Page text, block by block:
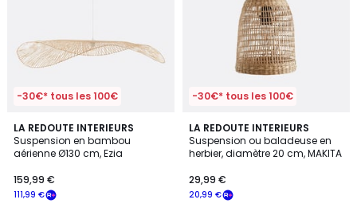
-30€* tous les 100€
LA REDOUTE INTERIEURS
Suspension en bambou
aérienne Ø130 cm, Ezia
111,99 €
159,99 €
3,8
/ 5
-30€* tous les 100€
LA REDOUTE INTERIEURS
Suspension ou baladeuse en
herbier, diamètre 20 cm, MAKITA
20,99 €
29,99 €
3,9
/ 5